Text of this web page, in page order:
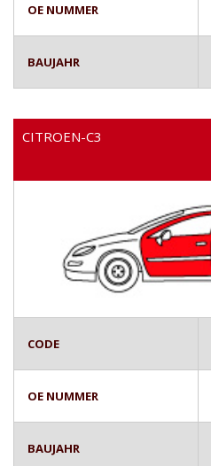
OE NUMMER
BAUJAHR
CITROEN-C3
CODE
OE NUMMER
BAUJAHR